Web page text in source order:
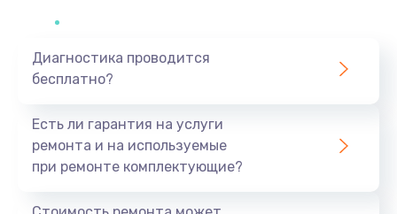
Заказать
1440 руб.
Диагностика проводится
бесплатно?
Есть ли гарантия на услуги
ремонта и на используемые
при ремонте комплектующие?